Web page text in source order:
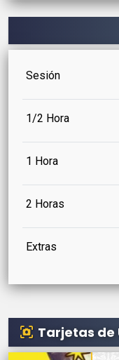
Sesión
1/2 Hora
1 Hora
2 Horas
Extras
Tarjetas de